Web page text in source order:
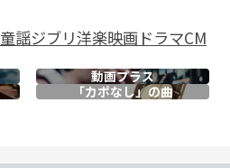
童謡ジブリ洋楽映画ドラマCM
動画プラス
「カポなし」の曲